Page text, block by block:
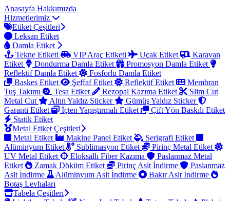
Anasayfa Hakkımızda
Hizmetlerimiz
Etiket Çeşitleri
Leksan Etiket
Damla Etiket
Tekne Etiketi
VIP Araç Etiketi Uçak Etiket
Karavan
Etiket
Dondurma Damla Etiket
Promosyon Damla Etiket
Reflektif Damla Etiket
Fosforlu Damla Etiket
Baskes Etiket
Şeffaf Etiket Reflektif Etiket
Membran
Tuş Takımı
Tesa Etiket Rezopal Kazıma Etiket
Slim Cut
Metal Cut
Altın Yaldız Sticker
Gümüş Yaldız Sticker
Garanti Etiket
İçten Yapıştırmalı Etiket
Çift Yön Baskılı Etiket
Statik Etiket
Metal Etiket Çeşitleri
Metal Etiket
Makine Panel Etiket
Serigrafi Etiket
Alüminyum Etiket
Sublimasyon Etiket
Pirinç Metal Etiket
UV Metal Etiket
Eloksallı Fiber Kazıma
Paslanmaz Metal
Etiket
Zamak Döküm Etiket Pirinç Asit İndirme
Paslanmaz
Asit İndirme
Alüminyum Asit İndirme
Bakır Asit İndirme
Botaş Levhaları
Tabela Çeşitleri